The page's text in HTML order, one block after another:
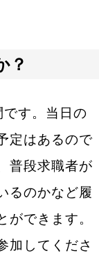
採用面接質問
？
務に取り組んだ
？
ムのモチベー
？
す。当日の
定はあるので
普段求職者が
るのかなど履
ができます。
加してくださ